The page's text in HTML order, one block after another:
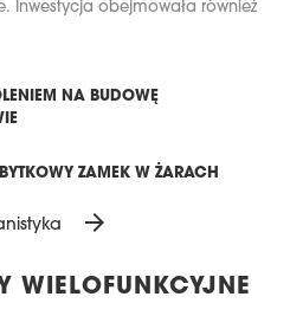
Inwestycja obejmowała również
NA BUDOWĘ
ZAMEK W ŻARACH
arrow_forward
WIELOFUNKCYJNE